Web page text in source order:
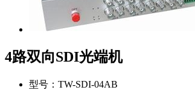
4路双向SDI光端机
型号： TW-SDI-04AB